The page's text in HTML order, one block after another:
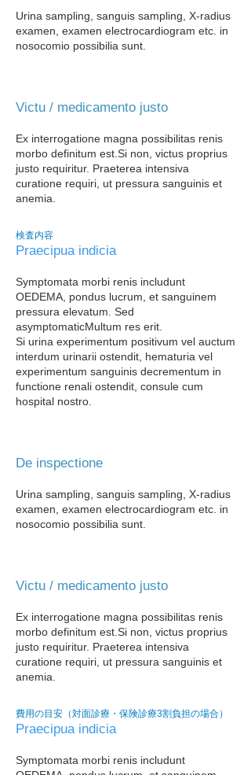
Urina sampling, sanguis sampling, X-radius
examen, examen electrocardiogram etc. in
nosocomio possibilia sunt.
Victu / medicamento justo
Ex interrogatione magna possibilitas renis
morbo definitum est. Si non, victus proprius
justo requiritur. Praeterea intensiva
curatione requiri, ut pressura sanguinis et
anemia.
検査内容
Praecipua indicia
Symptomata morbi renis includunt
OEDEMA, pondus lucrum, et sanguinem
pressura elevatum. Sed
asymptomaticMultum res erit.
Si urina experimentum positivum vel auctum
interdum urinarii ostendit, hematuria vel
experimentum sanguinis decrementum in
functione renali ostendit, consule cum
hospital​ nostro.
De inspectione
Urina sampling, sanguis sampling, X-radius
examen, examen electrocardiogram etc. in
nosocomio possibilia sunt.
Victu / medicamento justo
Ex interrogatione magna possibilitas renis
morbo definitum est. Si non, victus proprius
justo requiritur. Praeterea intensiva
curatione requiri, ut pressura sanguinis et
anemia.
費用の目安（対面診療・保険診療3割負担の場合）
Praecipua indicia
Symptomata morbi renis includunt